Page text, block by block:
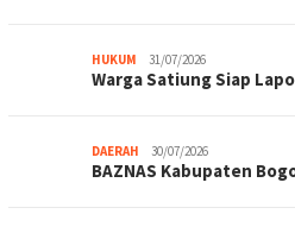
HUKUM 31/07/2026
Warga Satiung Siap
DAERAH 30/07/2026
BAZNAS Kabupaten